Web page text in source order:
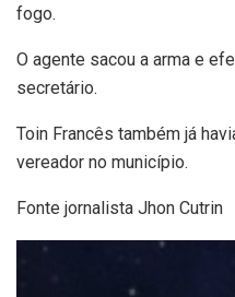
fogo.
O agente sacou a arma e
secretário.
Toin Francês também já
vereador no município.
Fonte jornalista Jhon Cutrin
Tocador